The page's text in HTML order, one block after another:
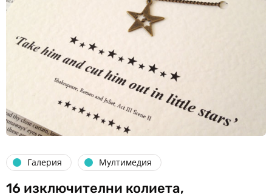
Галерия Мултимедия
16 изключителни колиета,